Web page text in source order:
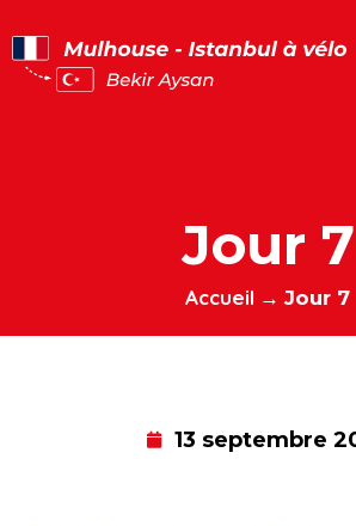
Jour 7
Accueil → Jour 7
13 septembre